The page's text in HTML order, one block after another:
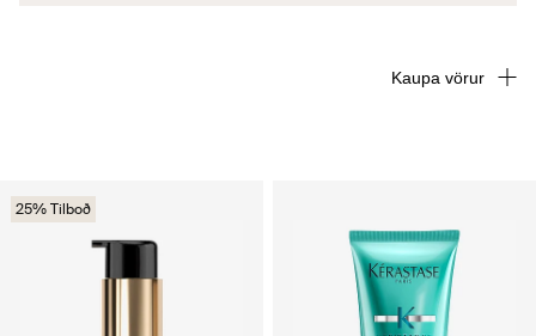
25% Tilboð
Kaupa vörur